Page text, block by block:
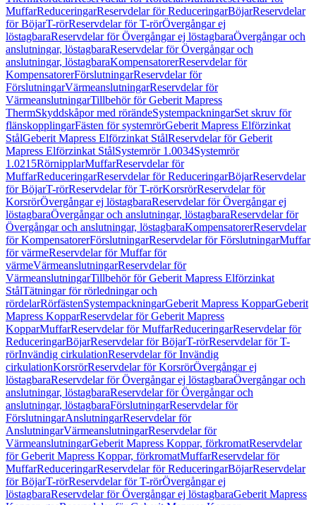
MuffarReduceringarReservdelar för ReduceringarBöjarReservdelar
för BöjarT-rörReservdelar för T-rörÖvergångar ej
löstagbaraReservdelar för Övergångar ej löstagbaraÖvergångar och
anslutningar, löstagbaraReservdelar för Övergångar och
anslutningar, löstagbaraKompensatorerReservdelar för
KompensatorerFörslutningarReservdelar för
FörslutningarVärmeanslutningarReservdelar för
VärmeanslutningarTillbehör för Geberit Mapress
ThermSkyddskåpor med rörändeSystempackningarSet skruv för
flänskopplingarFästen för systemrörGeberit Mapress Elförzinkat
StålGeberit Mapress Elförzinkat StålReservdelar för Geberit
Mapress Elförzinkat StålSystemrör 1.0034Systemrör
1.0215RörnipplarMuffarReservdelar för
MuffarReduceringarReservdelar för ReduceringarBöjarReservdelar
för BöjarT-rörReservdelar för T-rörKorsrörReservdelar för
KorsrörÖvergångar ej löstagbaraReservdelar för Övergångar ej
löstagbaraÖvergångar och anslutningar, löstagbaraReservdelar för
Övergångar och anslutningar, löstagbaraKompensatorerReservdelar
för KompensatorerFörslutningarReservdelar för FörslutningarMuffar
för värmeReservdelar för Muffar för
värmeVärmeanslutningarReservdelar för
VärmeanslutningarTillbehör för Geberit Mapress Elförzinkat
StålTätningar för rörledningar och
rördelarRörfästenSystempackningarGeberit Mapress KopparGeberit
Mapress KopparReservdelar för Geberit Mapress
KopparMuffarReservdelar för MuffarReduceringarReservdelar för
ReduceringarBöjarReservdelar för BöjarT-rörReservdelar för T-
rörInvändig cirkulationReservdelar för Invändig
cirkulationKorsrörReservdelar för KorsrörÖvergångar ej
löstagbaraReservdelar för Övergångar ej löstagbaraÖvergångar och
anslutningar, löstagbaraReservdelar för Övergångar och
anslutningar, löstagbaraFörslutningarReservdelar för
FörslutningarAnslutningarReservdelar för
AnslutningarVärmeanslutningarReservdelar för
VärmeanslutningarGeberit Mapress Koppar, förkromatReservdelar
för Geberit Mapress Koppar, förkromatMuffarReservdelar för
MuffarReduceringarReservdelar för ReduceringarBöjarReservdelar
för BöjarT-rörReservdelar för T-rörÖvergångar ej
löstagbaraReservdelar för Övergångar ej löstagbaraGeberit Mapress